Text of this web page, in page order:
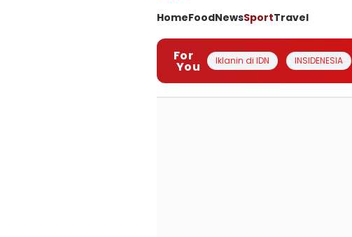
HomeFoodNewsSportTravel
For
You Iklanin di IDN INSIDENESIA